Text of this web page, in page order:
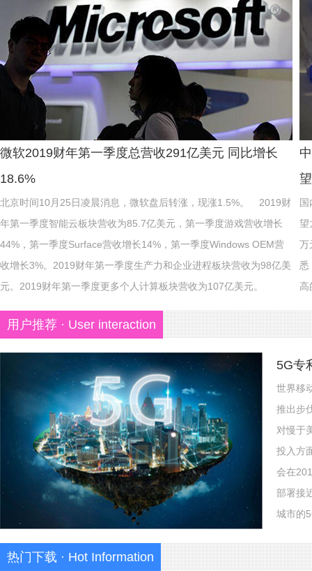
微软2019财年第一季度总营收291亿美元 同比增长
18.6%
北京时间10月25日凌晨消息，微软盘后转涨，现涨1.5%。 2019财
年第一季度智能云板块营收为85.7亿美元，第一季度游戏营收增长
44%，第一季度Surface营收增长14%，第一季度Windows OEM营
收增长3%。2019财年第一季度生产力和企业进程板块营收为98亿美
元。2019财年第一季度更多个人计算板块营收为107亿美元。
望
万
悉
高
用户推荐 · User interaction
5G专
世界移
推出步
对慢于
投入方
会在
部署接
城市的
热门下载 · Hot Information